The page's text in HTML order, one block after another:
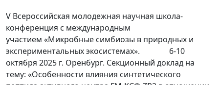
V Всероссийская молодежная научная школа-
конференция с международным
участием «Микробные симбиозы в природных и
экспериментальных экосистемах». 6-10
октября 2025 г. Оренбург. Секционный доклад на
тему: «Особенности влияния синтетического